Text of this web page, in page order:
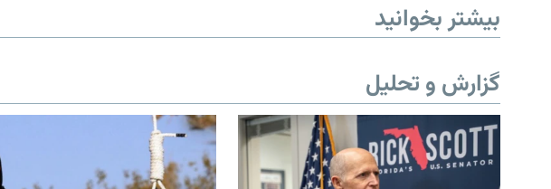
بیشتر بخوانید
گزارش و تحلیل